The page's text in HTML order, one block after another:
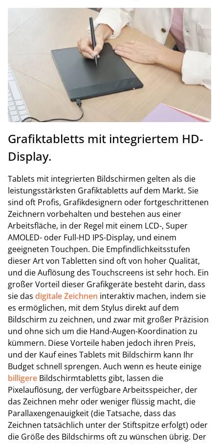
Grafiktabletts mit integriertem HD-
Display.
Tablets mit integrierten Bildschirmen gelten als die
leistungsstärksten Grafiktabletts auf dem Markt. Sie
sind oft Profis, Grafikdesignern oder fortgeschrittenen
Zeichnern vorbehalten und bestehen aus einer
Arbeitsfläche, in der Regel mit einem LCD-, Super
AMOLED- oder Full-HD IPS-Display, und einem
geeigneten Touchpen. Die Empfindlichkeitsstufen
dieser Art von Tabletten sind oft von hoher Qualität,
und die Auflösung des Touchscreens ist sehr hoch. Ein
großer Vorteil dieser Grafikgeräte besteht darin, dass
sie das digitale Zeichnen interaktiv machen, indem sie
es ermöglichen, mit dem Stylus direkt auf dem
Bildschirm zu zeichnen, und zwar mit großer Präzision
und ohne sich um die Hand-Augen-Koordination zu
kümmern. Diese Vorteile haben jedoch ihren Preis,
und der Kauf eines Tablets mit Bildschirm kann Ihr
Budget schnell sprengen. Auch wenn es heute einige
billigere Bildschirmtabletts gibt, lassen die
Pixelauflösung, der verfügbare Arbeitsspeicher, der
das Zeichnen mehr oder weniger flüssig macht, die
Parallaxengenauigkeit (die Tatsache, dass das
Zeichnen tatsächlich unter der Stiftspitze erfolgt) oder
die Größe des Bildschirms oft zu wünschen übrig. Der